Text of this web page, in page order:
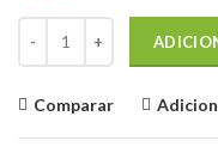
Comparar